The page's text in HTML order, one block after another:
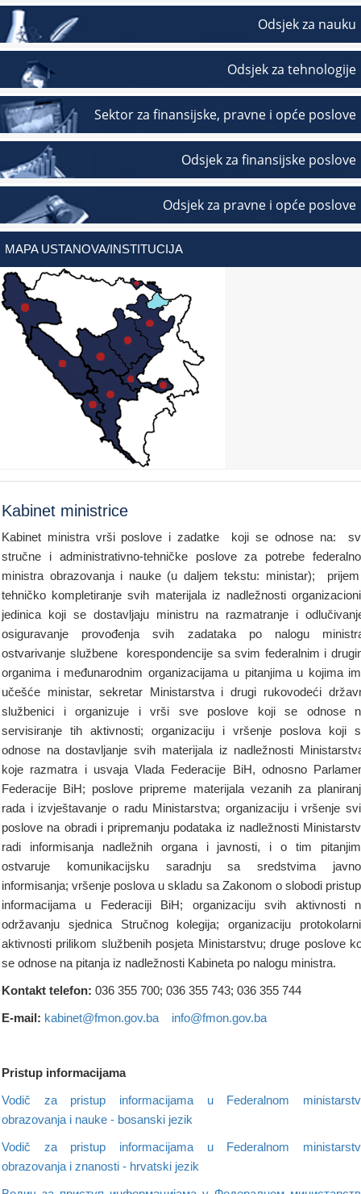
Odsjek za nauku
Odsjek za tehnologije
Sektor za finansijske, pravne i opće poslove
Odsjek za finansijske poslove
Odsjek za pravne i opće poslove
MAPA USTANOVA/INSTITUCIJA
Kabinet ministrice
Kabinet ministra vrši poslove i zadatke koji se odnose na:
stručne i administrativno-tehničke poslove za potrebe
ministra obrazovanja i nauke (u daljem tekstu: ministar);
tehničko kompletiranje svih materijala iz nadležnosti
jedinica koji se dostavljaju ministru na razmatranje i
osiguravanje provođenja svih zadataka po nalogu
ostvarivanje službene korespondencije sa svim federalnim i
organima i međunarodnim organizacijama u pitanjima u kojima
učešće ministar, sekretar Ministarstva i drugi rukovodeći
službenici i organizuje i vrši sve poslove koji se odnose
servisiranje tih aktivnosti; organizaciju i vršenje poslova koji
odnose na dostavljanje svih materijala iz nadležnosti
koje razmatra i usvaja Vlada Federacije BiH, odnosno
Federacije BiH; poslove pripreme materijala vezanih za
rada i izvještavanje o radu Ministarstva; organizaciju i vršenje
poslove na obradi i pripremanju podataka iz nadležnosti
radi informisanja nadležnih organa i javnosti, i o tim
ostvaruje komunikacijsku saradnju sa sredstvima
informisanja; vršenje poslova u skladu sa Zakonom o slobodi
informacijama u Federaciji BiH; organizaciju svih aktivnosti
održavanju sjednica Stručnog kolegija; organizaciju
aktivnosti prilikom službenih posjeta Ministarstvu; druge poslove
se odnose na pitanja iz nadležnosti Kabineta po nalogu ministra.
Kontakt telefon: 036 355 700; 036 355 743; 036 355 744
E-mail: kabinet@fmon.gov.ba info@fmon.gov.ba
Pristup informacijama
Vodič za pristup informacijama u Federalnom
obrazovanja i nauke - bosanski jezik
Vodič za pristup informacijama u Federalnom
obrazovanja i znanosti - hrvatski jezik